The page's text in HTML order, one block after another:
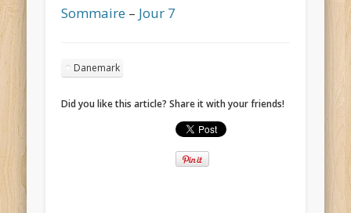
Sommaire – Jour 7
Danemark
Did you like this article? Share it with your friends!